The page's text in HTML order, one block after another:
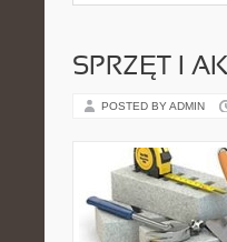
SPRZĘT I
POSTED BY ADMIN